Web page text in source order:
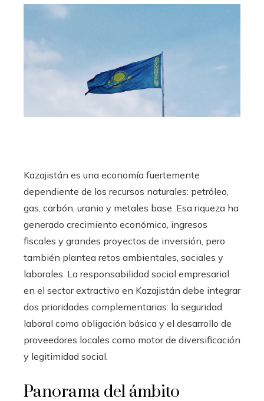
Kazajistán es una economía fuertemente
dependiente de los recursos naturales: petróleo,
gas, carbón, uranio y metales base. Esa riqueza ha
generado crecimiento económico, ingresos
fiscales y grandes proyectos de inversión, pero
también plantea retos ambientales, sociales y
laborales. La responsabilidad social empresarial
en el sector extractivo en Kazajistán debe integrar
dos prioridades complementarias: la seguridad
laboral como obligación básica y el desarrollo de
proveedores locales como motor de diversificación
y legitimidad social.
Panorama del ámbito